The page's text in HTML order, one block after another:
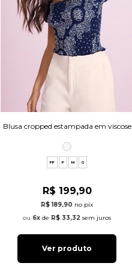
Blusa cropped estampada em viscose
PP P M G
R$ 199,90
R$ 189,90 no pix
6x de R$ 33,32 sem juros
Ver produto